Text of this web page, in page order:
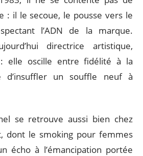
: il le secoue, le pousse vers le
l’ADN de la marque.
directrice artistique,
elle oscille entre fidélité à la
d’insuffler un souffle neuf à
se retrouve aussi bien chez
dont le smoking pour femmes
écho à l’émancipation portée